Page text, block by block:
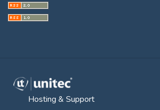
Hosting & Support